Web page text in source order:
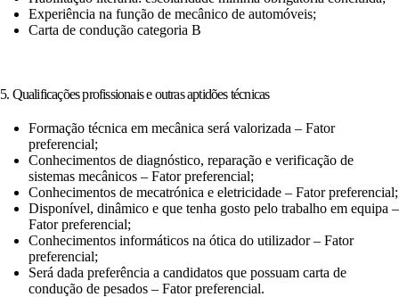
Experiência na função de mecânico de automóveis;
Carta de condução categoria B
5. Qualificações profissionais e outras aptidões técnicas
Formação técnica em mecânica será valorizada – Fator
preferencial;
Conhecimentos de diagnóstico, reparação e verificação de
sistemas mecânicos – Fator preferencial;
Conhecimentos de mecatrónica e eletricidade – Fator preferencial;
Disponível, dinâmico e que tenha gosto pelo trabalho em equipa –
Fator preferencial;
Conhecimentos informáticos na ótica do utilizador – Fator
preferencial;
Será dada preferência a candidatos que possuam carta de
condução de pesados – Fator preferencial.